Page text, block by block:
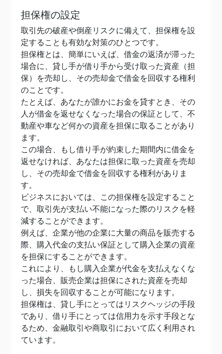
担保権の設定
取引先の破産や倒産リスクに備えて、担保権を設
定することも有効な対策のひとつです。
担保権とは、簡単にいえば、借金の返済が滞った
場合に、貸し手が借り手から受け取った資産（担
保）を売却し、その売却金で借金を回収する権利
のことです。
たとえば、あなたが誰かにお金を貸すとき、その
人が借金を返せなくなった場合の保証として、不
動産や車など何かの資産を担保に取ることがあり
ます。
この場合、もし借り手が約束した期間内に借金を
返せなければ、あなたは担保に取った資産を売却
し、その売却金で借金を回収する権利がありま
す。
ビジネスにおいては、この担保権を設定すること
で、取引先が支払い不能になった際のリスクを軽
減することができます。
例えば、企業が他の企業に大量の商品を販売する
際、購入代金の支払い保証として購入企業の資産
を担保にすることができます。
これにより、もし購入企業が代金を支払えなくな
った場合、販売企業は担保にされた資産を売却
し、損失を回収することが可能になります。
担保権は、貸し手にとってはリスクヘッジの手段
であり、借り手にとっては信用力を示す手段とな
るため、金融取引や商取引において広く利用され
ています。